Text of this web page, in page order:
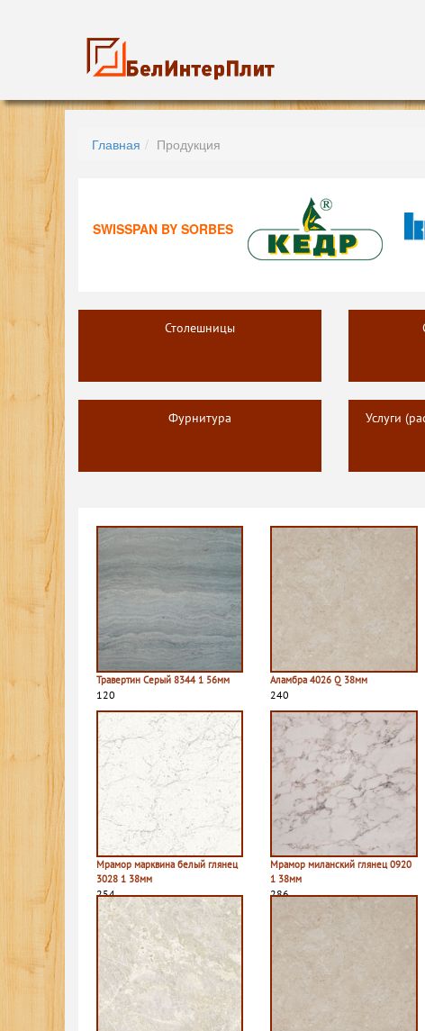
Главная Продукция
SWISSPAN BY SORBES
Столешницы
Фурнитура Услуги
Травертин Серый 8344 1 56мм
120
Аламбра 4026 Q 38мм
240
Мрамор марквина белый глянец
3028 1 38мм
254
Мрамор миланский глянец 0920
1 38мм
286